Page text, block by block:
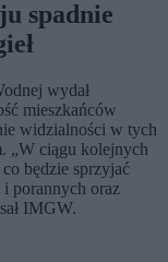
spadnie
wydał
mieszkańców
widzialności w tych
. „W ciągu kolejnych
będzie sprzyjać
porannych oraz
IMGW.